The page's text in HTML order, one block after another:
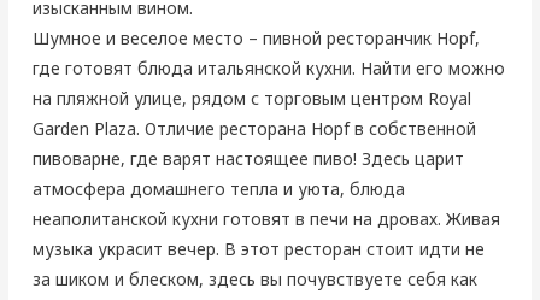
изысканным вином.
Шумное и веселое место – пивной ресторанчик Hopf,
где готовят блюда итальянской кухни. Найти его можно
на пляжной улице, рядом с торговым центром Royal
Garden Plaza. Отличие ресторана Hopf в собственной
пивоварне, где варят настоящее пиво! Здесь царит
атмосфера домашнего тепла и уюта, блюда
неаполитанской кухни готовят в печи на дровах. Живая
музыка украсит вечер. В этот ресторан стоит идти не
за шиком и блеском, здесь вы почувствуете себя как